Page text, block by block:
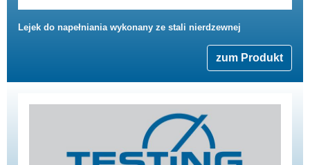
Lejek do napełniania wykonany ze stali nierdzewnej
zum Produkt